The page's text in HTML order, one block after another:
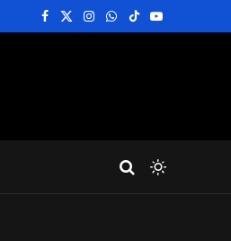
Facebook
X
Instagram
WhatsApp
TikTokYouTube